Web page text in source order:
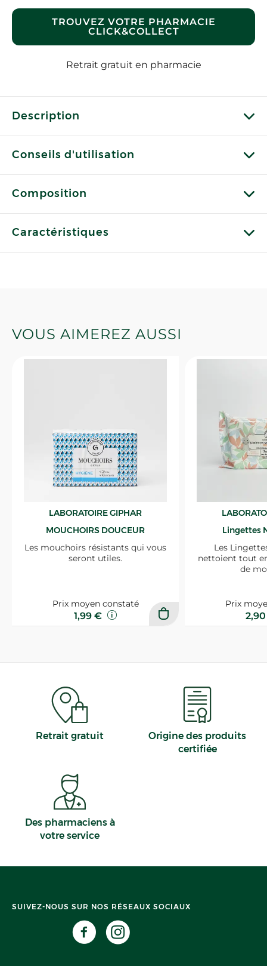
TROUVEZ VOTRE PHARMACIE
CLICK&COLLECT
Retrait gratuit en pharmacie
Description
Conseils d'utilisation
Composition
Caractéristiques
VOUS AIMEREZ AUSSI
LABORATOIRE GIPHAR
MOUCHOIRS DOUCEUR
Les mouchoirs résistants qui vous
seront utiles.
Prix moyen constaté
1,99 €
Lingettes
Les
nettoient tout
de
Prix
Retrait gratuit
Origine des produits
certifiée
Des pharmaciens à
votre service
SUIVEZ-NOUS SUR NOS RÉSEAUX SOCIAUX